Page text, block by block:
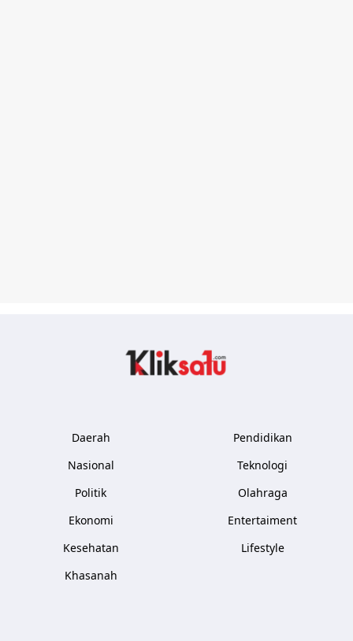
Daerah
Nasional
Politik
Ekonomi
Kesehatan
Khasanah
Pendidikan
Teknologi
Olahraga
Entertaiment
Lifestyle